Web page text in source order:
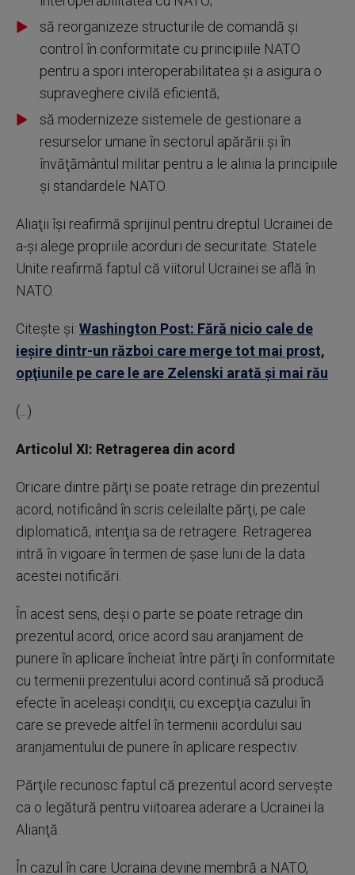
să reorganizeze structurile de comandă şi
control în conformitate cu principiile NATO
pentru a spori interoperabilitatea şi a asigura o
supraveghere civilă eficientă;
să modernizeze sistemele de gestionare a
resurselor umane în sectorul apărării şi în
învăţământul militar pentru a le alinia la principiile
şi standardele NATO.
Aliaţii îşi reafirmă sprijinul pentru dreptul Ucrainei de
a-şi alege propriile acorduri de securitate. Statele
Unite reafirmă faptul că viitorul Ucrainei se află în
NATO.
Citește și: Washington Post: Fără nicio cale de
ieşire dintr-un război care merge tot mai prost,
opţiunile pe care le are Zelenski arată şi mai rău
(...)
Articolul XI: Retragerea din acord
Oricare dintre părţi se poate retrage din prezentul
acord, notificând în scris celeilalte părţi, pe cale
diplomatică, intenţia sa de retragere. Retragerea
intră în vigoare în termen de şase luni de la data
acestei notificări.
În acest sens, deşi o parte se poate retrage din
prezentul acord, orice acord sau aranjament de
punere în aplicare încheiat între părţi în conformitate
cu termenii prezentului acord continuă să producă
efecte în aceleaşi condiţii, cu excepţia cazului în
care se prevede altfel în termenii acordului sau
aranjamentului de punere în aplicare respectiv.
Părţile recunosc faptul că prezentul acord serveşte
ca o legătură pentru viitoarea aderare a Ucrainei la
Alianţă.
În cazul în care Ucraina devine membră a NATO,